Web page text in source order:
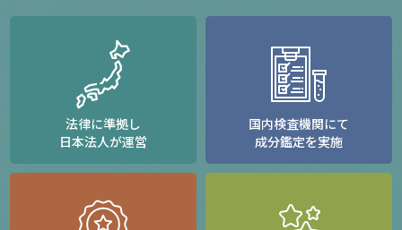
法律に準拠し
日本法人が運営
国内検査機関にて
成分鑑定を実施